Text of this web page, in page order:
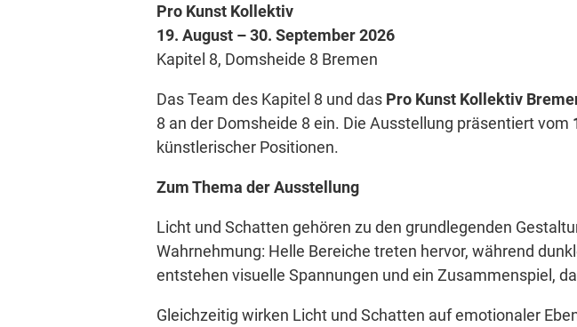
Pro Kunst Kollektiv
19. August – 30. September 2026
Kapitel 8, Domsheide 8 Bremen
Das Team des Kapitel 8 und das Pro Kunst Kollektiv
8 an der Domsheide 8 ein. Die Ausstellung präsentiert vom
künstlerischer Positionen.
Zum Thema der Ausstellung
Licht und Schatten gehören zu den grundlegenden
Wahrnehmung: Helle Bereiche treten hervor, während
entstehen visuelle Spannungen und ein Zusammenspiel,
Gleichzeitig wirken Licht und Schatten auf emotionaler